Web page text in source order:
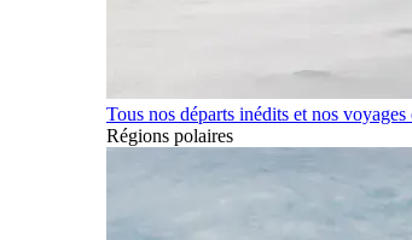
Tous nos départs inédits et nos
Régions polaires